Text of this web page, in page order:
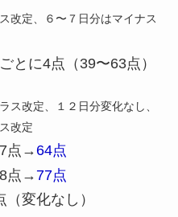
改定、６〜７日分はマイナス
とに4点（39〜63点）
ス改定、１２日分変化なし、
改定
点→ 64点
点→ 77点
変化なし）